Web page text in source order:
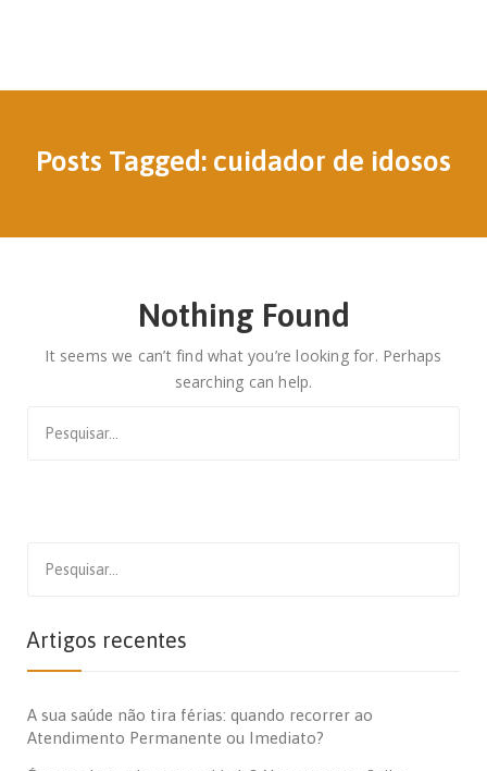
Posts Tagged: cuidador de idosos
Nothing Found
It seems we can’t find what you’re looking for. Perhaps
searching can help.
for:
for:
Artigos recentes
A sua saúde não tira férias: quando recorrer ao
Atendimento Permanente ou Imediato?